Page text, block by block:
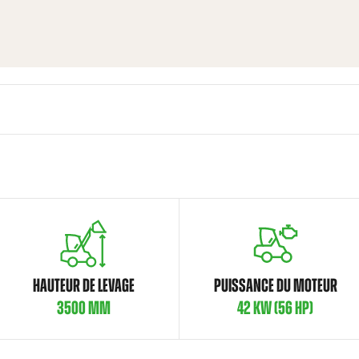
HAUTEUR DE LEVAGE
3500 MM
PUISSANCE DU MOTEUR
42 KW (56 HP)